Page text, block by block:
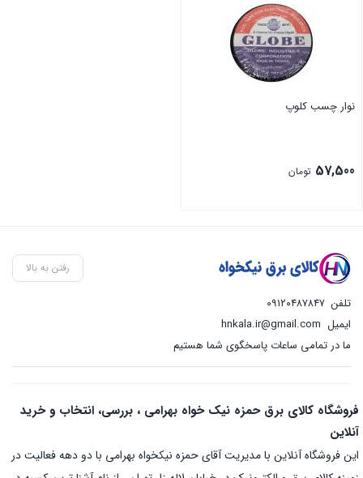
نوار چسب کلوپ
57,500 تومان
رفتن به بالا
تلفن ۰۹۱۲۰۴۸۷۸۴۷
ایمیل hnkala.ir@gmail.com
ما در تمامی ساعات پاسخگوی شما هستیم
فروشگاه کالای برق حمزه نیک خواه بهرامی ، بررسی، انتخاب و خرید
آنلاین
این فروشگاه آنلاین با مدیریت آقای حمزه نیکخواه بهرامی با دو دهه فعالیت در